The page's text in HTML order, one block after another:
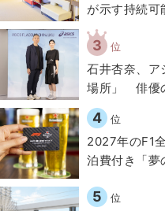
が示す持続可
3 位
石井杏奈、ア
場所」 俳優
4 位
2027年のF1
泊費付き「夢
5 位